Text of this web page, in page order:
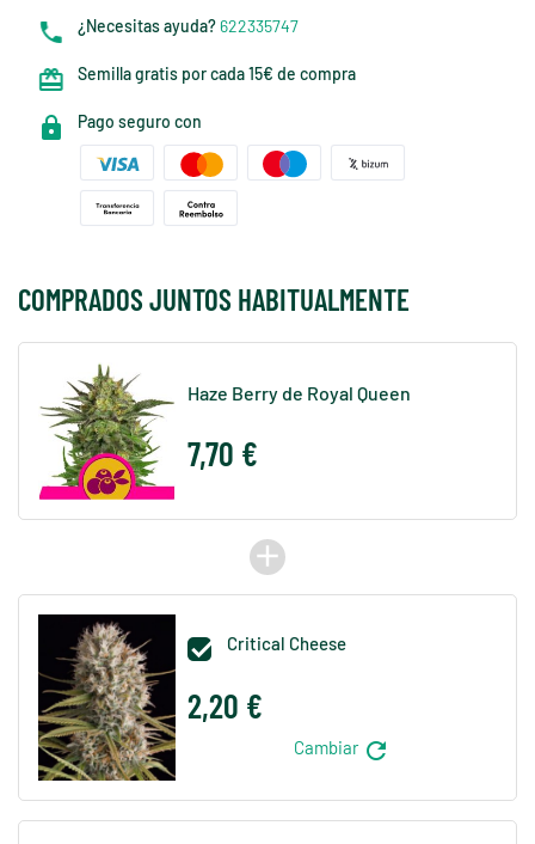
¿Necesitas ayuda?622335747
Semilla gratis por cada 15€ de compra
Pago seguro con
COMPRADOS JUNTOS HABITUALMENTE
Haze Berry de Royal Queen
7,70 €
add
 Critical Cheese
2,20 €
Cambiar refresh